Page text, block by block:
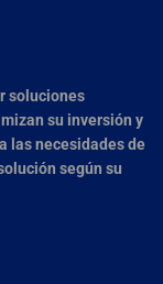
soluciones
su inversión y
las necesidades de
según su